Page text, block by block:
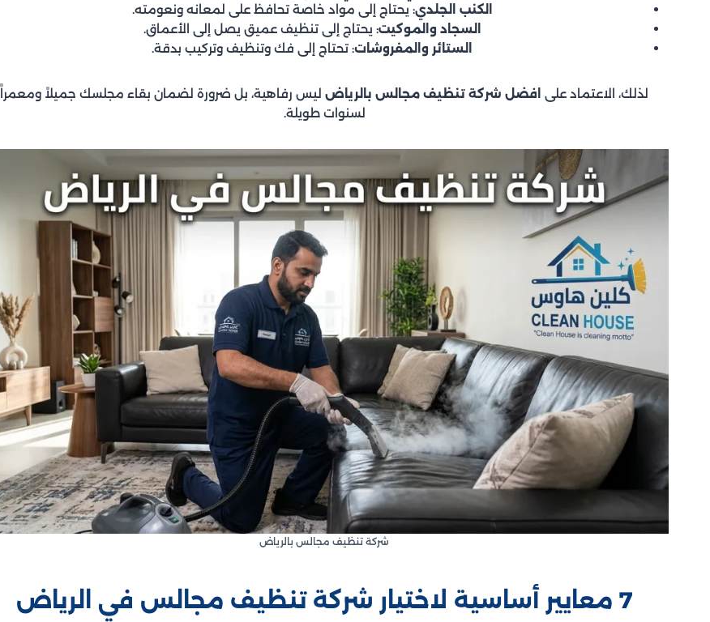
الكنب الجلدي: يحتاج إلى مواد خاصة تحافظ على لمعانه ونعومته.
السجاد والموكيت: يحتاج إلى تنظيف عميق يصل إلى الأعماق.
الستائر والمفروشات: تحتاج إلى فك وتنظيف وتركيب بدقة.
لذلك، الاعتماد على افضل شركة تنظيف مجالس بالرياضليس رفاهية، بل ضرورة لضمان بقاء مجلسك جميلاً ومعمراً
لسنوات طويلة.
شركة تنظيف مجالس بالرياض
7 معايير أساسية لاختيار شركة تنظيف مجالس في الرياض